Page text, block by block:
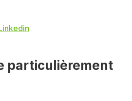
particulièrement